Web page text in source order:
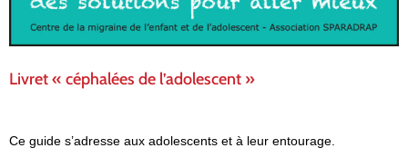
Livret « céphalées de l’adolescent »
Ce guide s’adresse aux adolescents et à leur entourage.